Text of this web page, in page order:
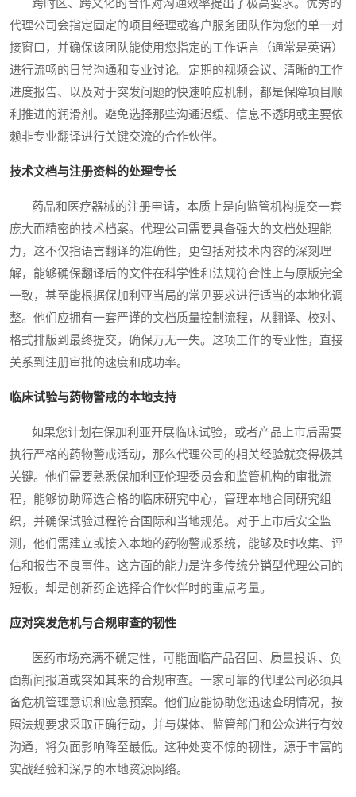
跨时区、跨文化的合作对沟通效率提出了极高要求。优秀的
代理公司会指定固定的项目经理或客户服务团队作为您的单一对
接窗口，并确保该团队能使用您指定的工作语言（通常是英语）
进行流畅的日常沟通和专业讨论。定期的视频会议、清晰的工作
进度报告、以及对于突发问题的快速响应机制，都是保障项目顺
利推进的润滑剂。避免选择那些沟通迟缓、信息不透明或主要依
赖非专业翻译进行关键交流的合作伙伴。
技术文档与注册资料的处理专长
药品和医疗器械的注册申请，本质上是向监管机构提交一套
庞大而精密的技术档案。代理公司需要具备强大的文档处理能
力，这不仅指语言翻译的准确性，更包括对技术内容的深刻理
解，能够确保翻译后的文件在科学性和法规符合性上与原版完全
一致，甚至能根据保加利亚当局的常见要求进行适当的本地化调
整。他们应拥有一套严谨的文档质量控制流程，从翻译、校对、
格式排版到最终提交，确保万无一失。这项工作的专业性，直接
关系到注册审批的速度和成功率。
临床试验与药物警戒的本地支持
如果您计划在保加利亚开展临床试验，或者产品上市后需要
执行严格的药物警戒活动，那么代理公司的相关经验就变得极其
关键。他们需要熟悉保加利亚伦理委员会和监管机构的审批流
程，能够协助筛选合格的临床研究中心，管理本地合同研究组
织，并确保试验过程符合国际和当地规范。对于上市后安全监
测，他们需建立或接入本地的药物警戒系统，能够及时收集、评
估和报告不良事件。这方面的能力是许多传统分销型代理公司的
短板，却是创新药企选择合作伙伴时的重点考量。
应对突发危机与合规审查的韧性
医药市场充满不确定性，可能面临产品召回、质量投诉、负
面新闻报道或突如其来的合规审查。一家可靠的代理公司必须具
备危机管理意识和应急预案。他们应能协助您迅速查明情况，按
照法规要求采取正确行动，并与媒体、监管部门和公众进行有效
沟通，将负面影响降至最低。这种处变不惊的韧性，源于丰富的
实战经验和深厚的本地资源网络。